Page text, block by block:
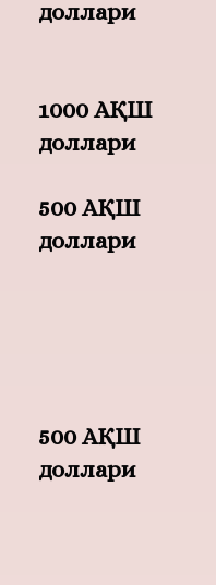
доллари
1000 АҚШ
доллари
500 АҚШ
доллари
500 АҚШ
доллари